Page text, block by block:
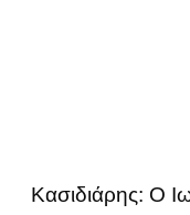
Κασιδιάρης: Ο